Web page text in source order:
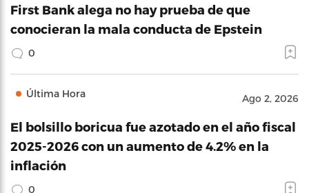
First Bank alega no hay prueba de que
conocieran la mala conducta de Epstein
0
Última Hora Ago 2, 2026
El bolsillo boricua fue azotado en el año fiscal
2025-2026 con un aumento de 4.2% en la
inflación
0